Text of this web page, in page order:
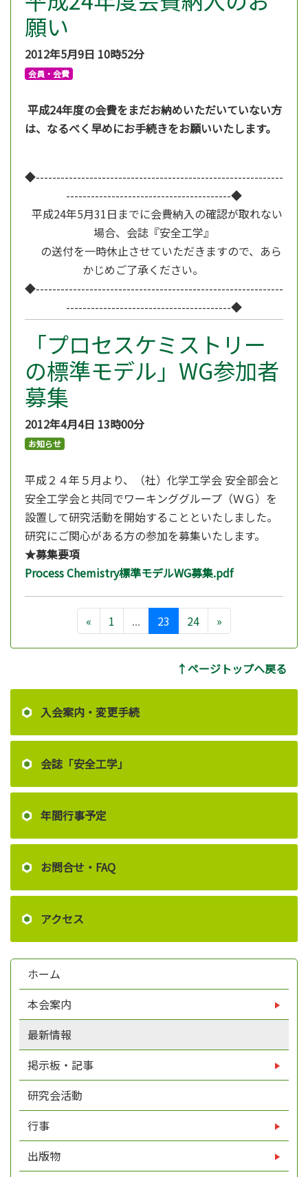
入会案内・変更手続
会誌「安全工学」
年間行事予定
お問合せ・FAQ
アクセス
ホーム
本会案内
最新情報
掲示板・記事
研究会活動
行事
出版物
願い
2012年5月9日 10時52分
会員・会費
平成24年度の会費をまだお納めいただいていない方
は、なるべく早めにお手続きをお願いいたします。
◆------------------------------------------------------------
----------------------------------------◆
平成24年5月31日までに会費納入の確認が取れない
場合、会誌『安全工学』
の送付を一時休止させていただきますので、あら
かじめご了承ください。
◆------------------------------------------------------------
----------------------------------------◆
「プロセスケミストリー
の標準モデル」WG参加者
募集
2012年4月4日 13時00分
お知らせ
平成２４年５月より、（社）化学工学会 安全部会と
安全工学会と共同でワーキンググループ（ＷＧ）を
設置して研究活動を開始することといたしました。
研究にご関心がある方の参加を募集いたします。
★募集要項
Process Chemistry標準モデルWG募集.pdf
« 1 ... 23 24 »
↑ページトップへ戻る